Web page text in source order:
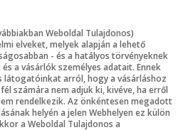
Weboldal Tulajdonos)
elveket, melyek alapján a lehető
- és a hatályos törvényeknek
a vásárlók személyes adatait. Ennek
arról, hogy a vásárláshoz
számára nem adjuk ki, kivéve, ha erről
rendelkezik. Az önkéntesen megadott
helyén a jelen Webhelyen ez külön
a Weboldal Tulajdonos a